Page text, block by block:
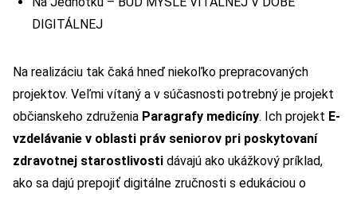
DIGITÁLNEJ
Na realizáciu tak čaká hneď niekoľko prepracovaných
projektov. Veľmi vítaný a v súčasnosti potrebný je projekt
občianskeho združenia Paragrafy medicíny. Ich projekt E-
vzdelávanie v oblasti práv seniorov pri poskytovaní
zdravotnej starostlivosti dávajú ako ukážkový príklad,
ako sa dajú prepojiť digitálne zručnosti s edukáciou o